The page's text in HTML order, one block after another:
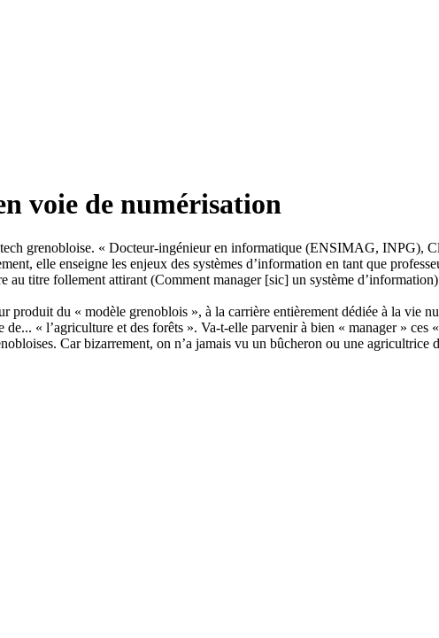
voie de numérisation
grenobloise. « Docteur-ingénieur en informatique (ENSIMAG, INPG),
elle enseigne les enjeux des systèmes d’information en tant que
titre follement attirant (Comment manager [sic] un système
produit du « modèle grenoblois », à la carrière entièrement dédiée à la vie
« l’agriculture et des forêts ». Va-t-elle parvenir à bien « manager »
Car bizarrement, on n’a jamais vu un bûcheron ou une